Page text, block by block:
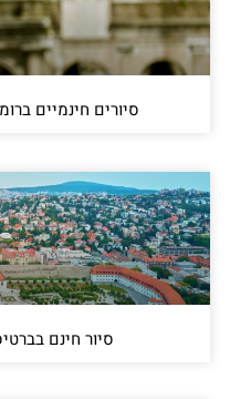
סיורים חינמיים
סיור חינם